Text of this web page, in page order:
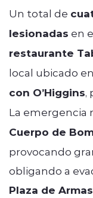
Un total de
lesionadas en
restaurante
local ubicado
con O’Higgins,
La emergencia
Cuerpo de
provocando
obligando a
Plaza de Armas